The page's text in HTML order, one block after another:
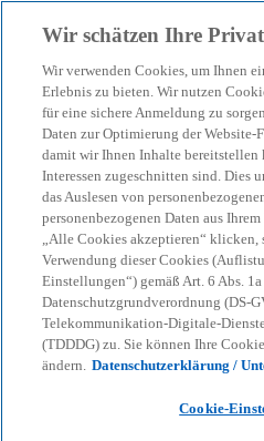
menu search
KPMG Tax News
Aufhebung
zur
Gebäuden
kürzeren
Wir schätzen Ihre
Wir verwenden Cookies, um Ihnen
Erlebnis zu bieten. Wir nutzen
für eine sichere Anmeldung zu
Daten zur Optimierung der Website-
damit wir Ihnen Inhalte bereitstellen
Interessen zugeschnitten sind. Dies
das Auslesen von
personenbezogenen Daten aus
„Alle Cookies akzeptieren“ klicken,
Verwendung dieser Cookies
Einstellungen“) gemäß Art. 6 Abs.
Datenschutzgrundverordnung (DS-
Telekommunikation-Digitale-
(TDDDG) zu. Sie können Ihre
ändern. Datenschutzerklärung /
Cookie-